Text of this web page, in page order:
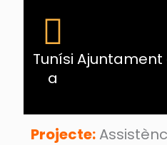
Tunísi
a
Ajuntament
Projecte: